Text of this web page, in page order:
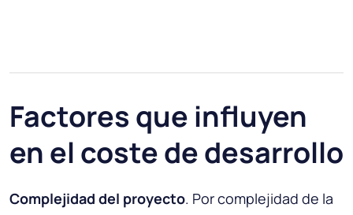
Factores que influyen
en el coste de desarrollo
Complejidad del proyecto. Por complejidad de la